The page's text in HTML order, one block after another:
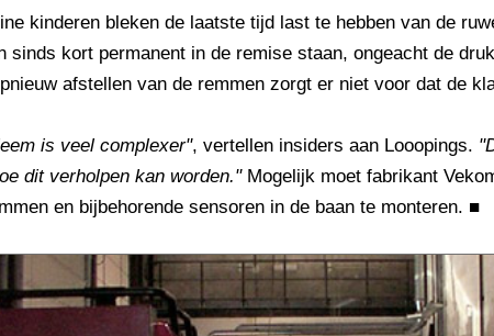
kinderen bleken de laatste tijd last te hebben van de
sinds kort permanent in de remise staan, ongeacht de
afstellen van de remmen zorgt er niet voor dat de
is veel complexer", vertellen insiders aan Looopings.
dit verholpen kan worden."Mogelijk moet fabrikant
en bijbehorende sensoren in de baan te monteren. ■